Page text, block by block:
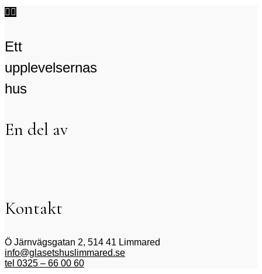
 
Ett
upplevelsernas
hus
En del av
Kontakt
Ö Järnvägsgatan 2, 514 41 Limmared
info@glasetshuslimmared.se
tel 0325 – 66 00 60